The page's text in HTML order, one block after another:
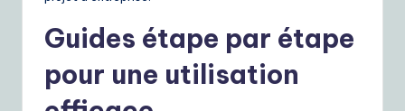
Guides étape par étape
pour une utilisation